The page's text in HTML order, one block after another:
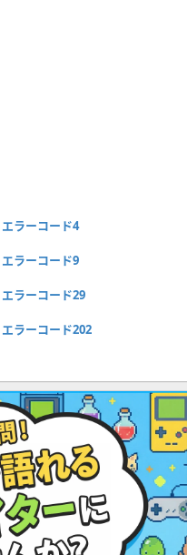
エラーコード4
エラーコード9
エラーコード29
エラーコード202